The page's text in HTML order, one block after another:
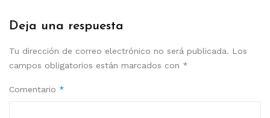
Deja una respuesta
Tu dirección de correo electrónico no será publicada. Los
campos obligatorios están marcados con *
Comentario *